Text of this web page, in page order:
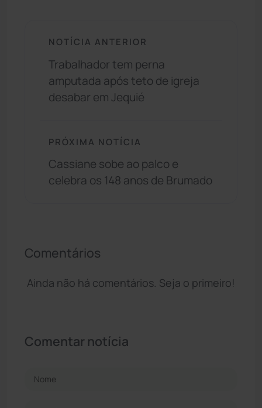
NOTÍCIA ANTERIOR
Trabalhador tem perna
amputada após teto de igreja
desabar em Jequié
PRÓXIMA NOTÍCIA
Cassiane sobe ao palco e
celebra os 148 anos de Brumado
Comentários
Ainda não há comentários. Seja o primeiro!
Comentar notícia